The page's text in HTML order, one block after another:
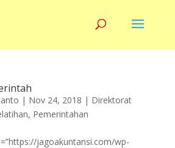
| Nov 24, 2018 | Direktorat
, Pemerintahan
jagoakuntansi.com/wp-